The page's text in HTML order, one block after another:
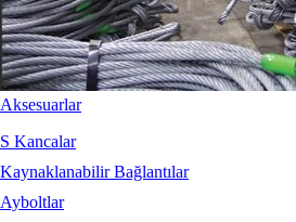
Aksesuarlar
S Kancalar
Kaynaklanabilir Bağlantılar
Ayboltlar